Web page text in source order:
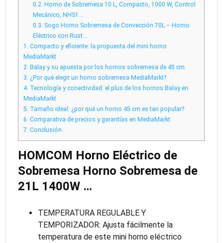
0.2. Horno de Sobremesa 10 L, Compacto, 1000 W, Control
Mecánico, NHS1…
0.3. Sogo Horno Sobremesa de Convección 70L – Horno
Eléctrico con Rust…
1. Compacto y eficiente: la propuesta del mini horno
MediaMarkt
2. Balay y su apuesta por los hornos sobremesa de 45 cm
3. ¿Por qué elegir un horno sobremesa MediaMarkt?
4. Tecnología y conectividad: el plus de los hornos Balay en
MediaMarkt
5. Tamaño ideal: ¿por qué un horno 45 cm es tan popular?
6. Comparativa de precios y garantías en MediaMarkt
7. Conclusión
HOMCOM Horno Eléctrico de
Sobremesa Horno Sobremesa de
21L 1400W …
TEMPERATURA REGULABLE Y
TEMPORIZADOR: Ajusta fácilmente la
temperatura de este mini horno eléctrico